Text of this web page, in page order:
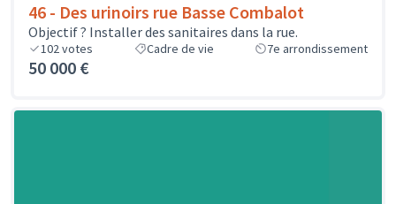
46 - Des urinoirs rue Basse Combalot
Objectif ? Installer des sanitaires dans la rue.
102votes Cadre de vie 7e arrondissement
50 000 €